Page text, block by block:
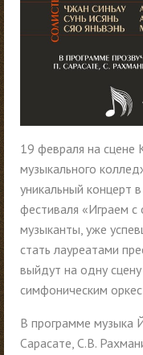
19 февраля на сцене
музыкального
уникальный концерт
фестиваля «Играем
музыканты, уже
стать лауреатами
выйдут на одну
симфоническим
В программе музыка
Сарасате, С.В.